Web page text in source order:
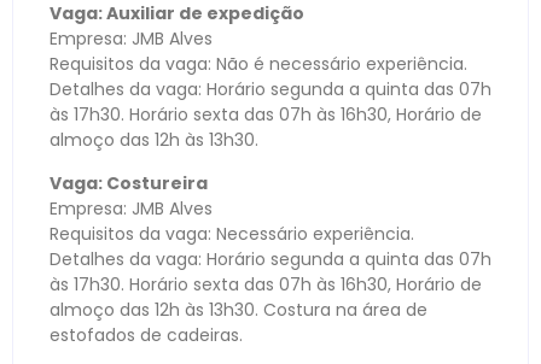
Vaga: Auxiliar de expedição
Empresa: JMB Alves
Requisitos da vaga: Não é necessário experiência.
Detalhes da vaga: Horário segunda a quinta das 07h
às 17h30. Horário sexta das 07h às 16h30, Horário de
almoço das 12h às 13h30.
Vaga: Costureira
Empresa: JMB Alves
Requisitos da vaga: Necessário experiência.
Detalhes da vaga: Horário segunda a quinta das 07h
às 17h30. Horário sexta das 07h às 16h30, Horário de
almoço das 12h às 13h30. Costura na área de
estofados de cadeiras.